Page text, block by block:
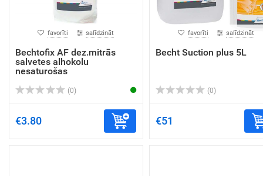
favorīti salīdzināt
Bechtofix AF dez.mitrās
salvetes alhokolu
nesaturošas
(0)
€3.80
favorīti salīdzināt
Becht Suction plus 5L
(0)
€51